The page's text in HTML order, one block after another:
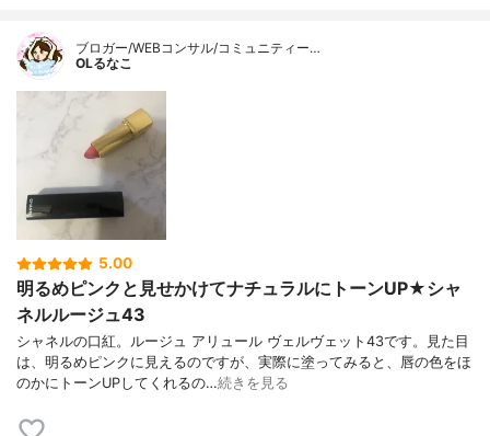
ブロガー/WEBコンサル/コミュニティー…
OLるなこ
5.00
明るめピンクと見せかけてナチュラルにトーンUP★シャ
ネルルージュ43
シャネルの口紅。ルージュ アリュール ヴェルヴェット43です。見た目
は、明るめピンクに見えるのですが、実際に塗ってみると、唇の色をほ
のかにトーンUPしてくれるの…続きを見る